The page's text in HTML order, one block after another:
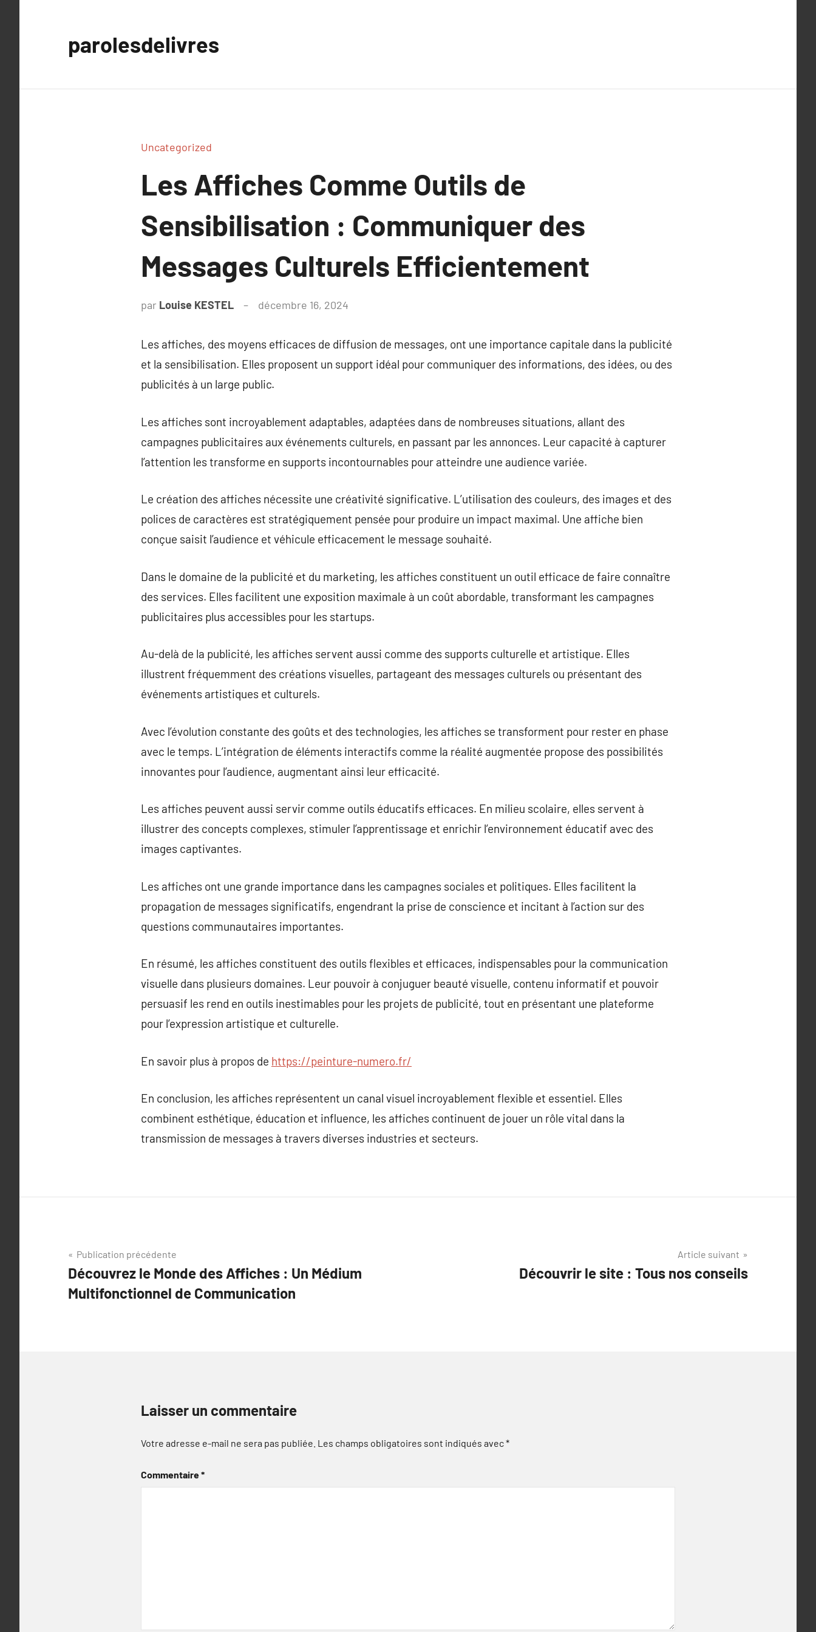
parolesdelivres
Uncategorized
Les Affiches Comme Outils de
Sensibilisation : Communiquer des
Messages Culturels Efficientement
par Louise KESTEL décembre 16, 2024
Les affiches, des moyens efficaces de diffusion de messages, ont une importance capitale dans la publicité
et la sensibilisation. Elles proposent un support idéal pour communiquer des informations, des idées, ou des
publicités à un large public.
Les affiches sont incroyablement adaptables, adaptées dans de nombreuses situations, allant des
campagnes publicitaires aux événements culturels, en passant par les annonces. Leur capacité à capturer
l’attention les transforme en supports incontournables pour atteindre une audience variée.
Le création des affiches nécessite une créativité significative. L’utilisation des couleurs, des images et des
polices de caractères est stratégiquement pensée pour produire un impact maximal. Une affiche bien
conçue saisit l’audience et véhicule efficacement le message souhaité.
Dans le domaine de la publicité et du marketing, les affiches constituent un outil efficace de faire connaître
des services. Elles facilitent une exposition maximale à un coût abordable, transformant les campagnes
publicitaires plus accessibles pour les startups.
Au-delà de la publicité, les affiches servent aussi comme des supports culturelle et artistique. Elles
illustrent fréquemment des créations visuelles, partageant des messages culturels ou présentant des
événements artistiques et culturels.
Avec l’évolution constante des goûts et des technologies, les affiches se transforment pour rester en phase
avec le temps. L’intégration de éléments interactifs comme la réalité augmentée propose des possibilités
innovantes pour l’audience, augmentant ainsi leur efficacité.
Les affiches peuvent aussi servir comme outils éducatifs efficaces. En milieu scolaire, elles servent à
illustrer des concepts complexes, stimuler l’apprentissage et enrichir l’environnement éducatif avec des
images captivantes.
Les affiches ont une grande importance dans les campagnes sociales et politiques. Elles facilitent la
propagation de messages significatifs, engendrant la prise de conscience et incitant à l’action sur des
questions communautaires importantes.
En résumé, les affiches constituent des outils flexibles et efficaces, indispensables pour la communication
visuelle dans plusieurs domaines. Leur pouvoir à conjuguer beauté visuelle, contenu informatif et pouvoir
persuasif les rend en outils inestimables pour les projets de publicité, tout en présentant une plateforme
pour l’expression artistique et culturelle.
En savoir plus à propos de https://peinture-numero.fr/
En conclusion, les affiches représentent un canal visuel incroyablement flexible et essentiel. Elles
combinent esthétique, éducation et influence, les affiches continuent de jouer un rôle vital dans la
transmission de messages à travers diverses industries et secteurs.
Navigation
de
l’article
Publication précédente
Découvrez le Monde des Affiches : Un Médium
Multifonctionnel de Communication
Article suivant
Découvrir le site : Tous nos conseils
Laisser un commentaire
Votre adresse e-mail ne sera pas publiée. Les champs obligatoires sont indiqués avec*
Commentaire*